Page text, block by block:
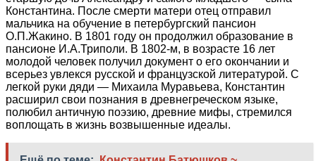
Константина. После смерти матери отец отправил
мальчика на обучение в петербургский пансион
О.П.Жакино. В 1801 году он продолжил образование в
пансионе И.А.Триполи. В 1802-м, в возрасте 16 лет
молодой человек получил документ о его окончании и
всерьез увлекся русской и французской литературой. С
легкой руки дяди — Михаила Муравьева, Константин
расширил свои познания в древнегреческом языке,
полюбил античную поэзию, древние мифы, стремился
воплощать в жизнь возвышенные идеалы.